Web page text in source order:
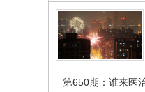
第650期：谁来医